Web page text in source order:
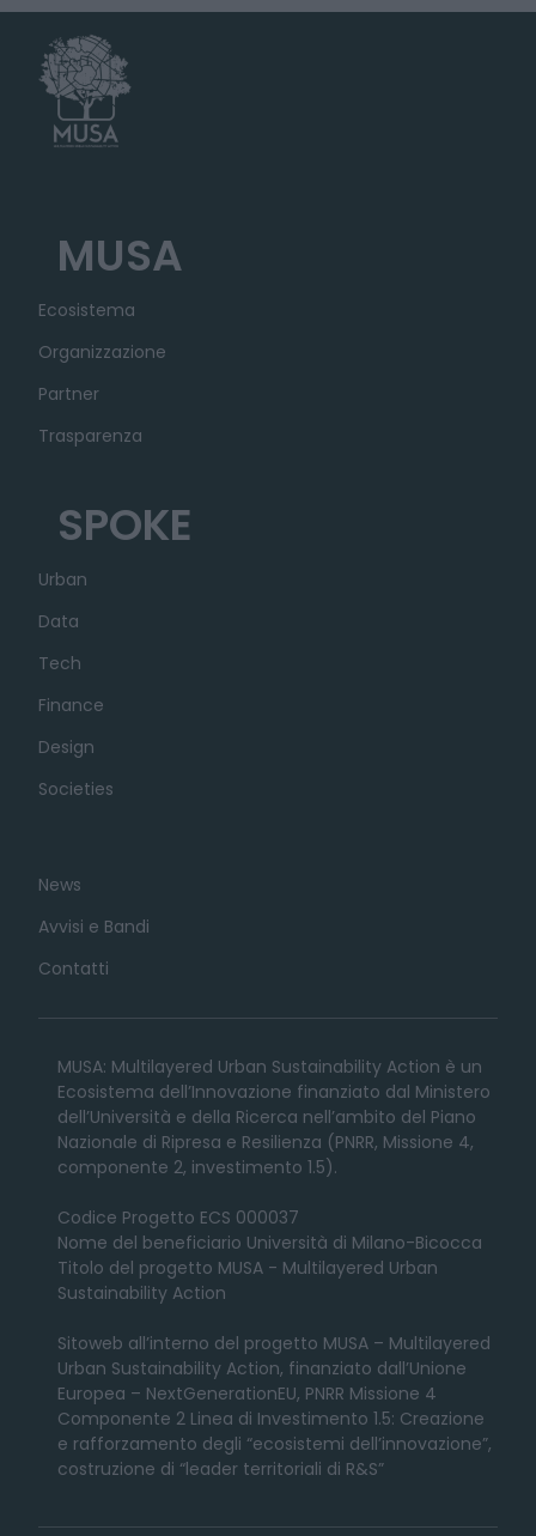
MUSA
Ecosistema
Organizzazione
Partner
Trasparenza
SPOKE
Urban
Data
Tech
Finance
Design
Societies
News
Avvisi e Bandi
Contatti
MUSA: Multilayered Urban Sustainability Action è un
Ecosistema dell’Innovazione finanziato dal Ministero
dell’Università e della Ricerca nell’ambito del Piano
Nazionale di Ripresa e Resilienza (PNRR, Missione 4,
componente 2, investimento 1.5).
Codice Progetto ECS 000037
Nome del beneficiario Università di Milano-Bicocca
Titolo del progetto MUSA - Multilayered Urban
Sustainability Action
Sitoweb all’interno del progetto MUSA – Multilayered
Urban Sustainability Action, finanziato dall’Unione
Europea – NextGenerationEU, PNRR Missione 4
Componente 2 Linea di Investimento 1.5: Creazione
e rafforzamento degli “ecosistemi dell’innovazione”,
costruzione di “leader territoriali di R&S”